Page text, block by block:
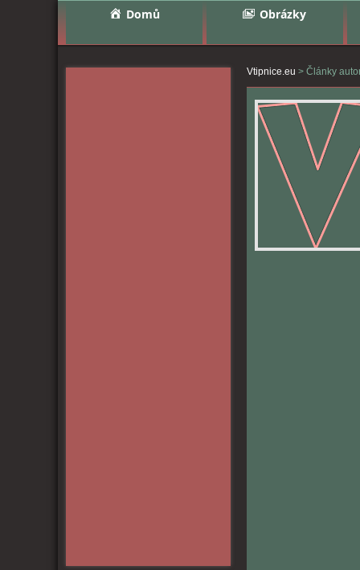
Domů Obrázky
Vtipnice.eu > Články